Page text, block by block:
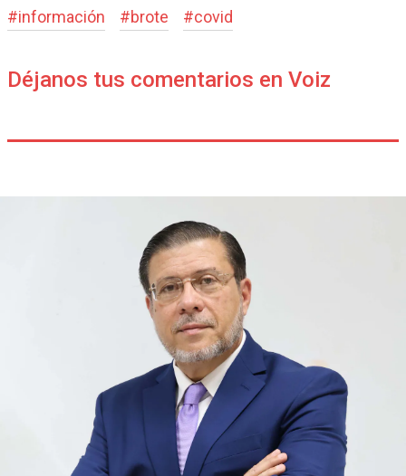
#información #brote #covid
Déjanos tus comentarios en Voiz